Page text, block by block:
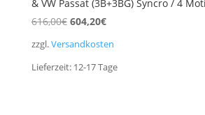
& VW Passat (3B+3BG) Syncro / 4
616,00€ Ursprünglicher
616,00€
604,20€Aktueller
604,20€.
zzgl.Versandkosten
Lieferzeit: 12-17Tage